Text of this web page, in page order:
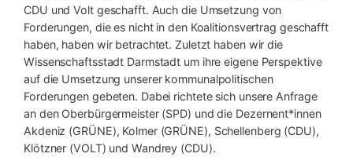
CDU und Volt geschafft. Auch die Umsetzung von
Forderungen, die es nicht in den Koalitionsvertrag geschafft
haben, haben wir betrachtet. Zuletzt haben wir die
Wissenschaftsstadt Darmstadt um ihre eigene Perspektive
auf die Umsetzung unserer kommunalpolitischen
Forderungen gebeten. Dabei richtete sich unsere Anfrage
an den Oberbürgermeister (SPD) und die Dezernent*innen
Akdeniz (GRÜNE), Kolmer (GRÜNE), Schellenberg (CDU),
Klötzner (VOLT) und Wandrey (CDU).